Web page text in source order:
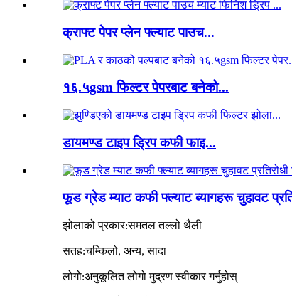
क्राफ्ट पेपर प्लेन फ्ल्याट पाउच...
१६.५gsm फिल्टर पेपरबाट बनेको...
डायमण्ड टाइप ड्रिप कफी फाइ...
फूड ग्रेड म्याट कफी फ्ल्याट ब्यागहरू चुहावट
झोलाको प्रकार:समतल तल्लो थैली
सतह:चम्किलो, अन्य, सादा
लोगो:अनुकूलित लोगो मुद्रण स्वीकार गर्नुहोस्